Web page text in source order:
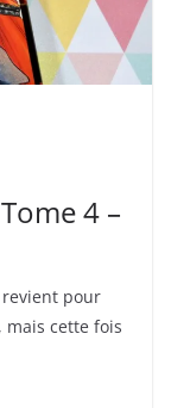
4 –
pour
mais cette fois